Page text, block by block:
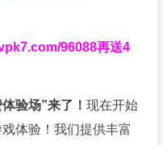
96088再送4
体验场”来了！现在开始
体验！我们提供丰富